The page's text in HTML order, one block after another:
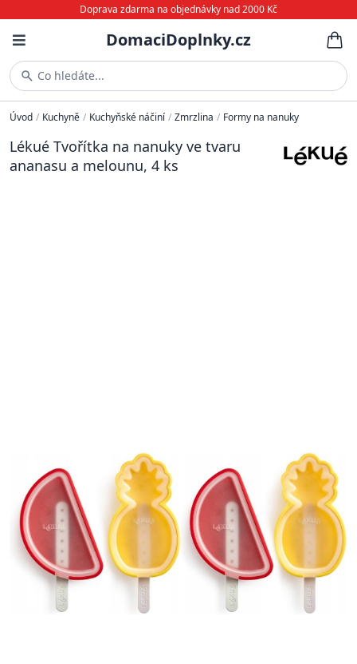
Doprava zdarma na objednávky nad 2000 Kč
DomaciDoplnky.cz
Co hledáte...
Úvod / Kuchyně / Kuchyňské náčiní / Zmrzlina / Formy na nanuky
Lékué Tvořítka na nanuky ve tvaru
ananasu a melounu, 4 ks